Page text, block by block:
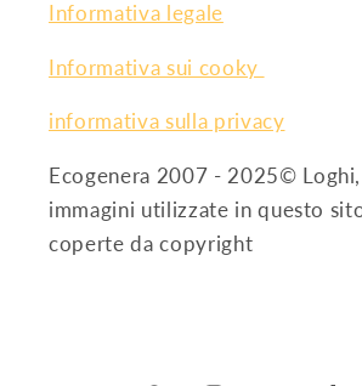
Informativa legale
Informativa sui cooky
informativa sulla privacy
Ecogenera 2007 - 2025©
immagini utilizzate in questo
coperte da copyright